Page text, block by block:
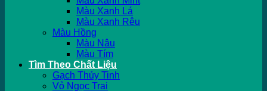
Màu Xanh Lá
Màu Xanh Rêu
Màu Hồng
Màu Nâu
Màu Tím
Tìm Theo Chất Liệu
Gạch Thủy Tinh
Vỏ Ngọc Trai